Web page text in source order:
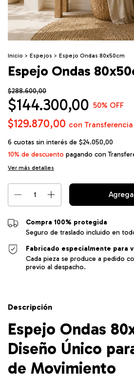
Inicio > Espejos > Espejo Ondas 80x50cm
Espejo Ondas
$288.600,00
$144.300,00 50% OFF
$129.870,00 con
6 cuotas sin interés de $24.050,00
10% de descuento pagando con
Ver más detalles
Compra 100% protegida
Seguro de traslado incluido en
Fabricado especialmente para
Cada pieza se produce a pedido
previo al despacho.
Descripción
Espejo Ondas
Diseño Único
de Movimiento